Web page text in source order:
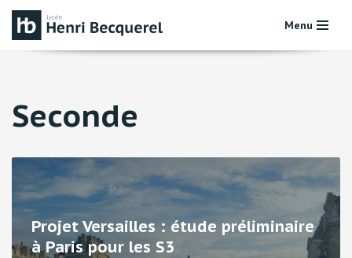
Aller
Menu
Seconde
Projet Versailles : étude préliminaire
à Paris pour les S3